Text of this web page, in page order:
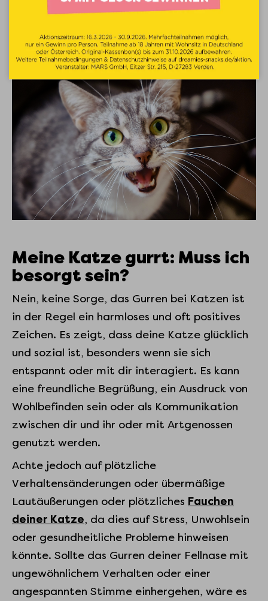
Verhalten auch Frustration zeigen, da sie
natürlichen Instinkt nicht folgen kann.
Meine Katze gurrt: Muss ich
besorgt sein?
Nein, keine Sorge, das Gurren bei Katzen ist
in der Regel ein harmloses und oft positives
Zeichen. Es zeigt, dass deine Katze glücklich
und sozial ist, besonders wenn sie sich
entspannt oder mit dir interagiert. Es kann
eine freundliche Begrüßung, ein Ausdruck von
Wohlbefinden sein oder als Kommunikation
zwischen dir und ihr oder mit Artgenossen
genutzt werden.
Achte jedoch auf plötzliche
Verhaltensänderungen oder übermäßige
Lautäußerungen oder plötzliches Fauchen
deiner Katze, da dies auf Stress, Unwohlsein
oder gesundheitliche Probleme hinweisen
könnte. Sollte das Gurren deiner Fellnase mit
ungewöhnlichem Verhalten oder einer
angespannten Stimme einhergehen, wäre es